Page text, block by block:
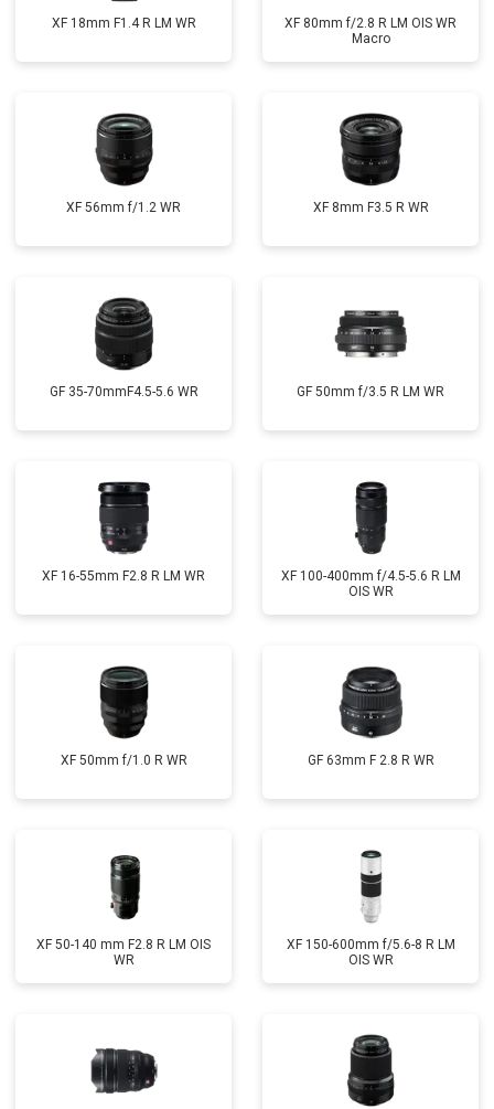
XF 18mm F1.4 R LM WR
XF 80mm f/2.8 R LM OIS WR
Macro
XF 56mm f/1.2 WR XF 8mm F3.5 R WR
GF 35-70mmF4.5-5.6 WR GF 50mm f/3.5 R LM WR
XF 16-55mm F2.8 R LM WR
XF 100-400mm f/4.5-5.6 R LM
OIS WR
XF 50mm f/1.0 R WR GF 63mm F 2.8 R WR
XF 50-140 mm F2.8 R LM OIS
WR
XF 150-600mm f/5.6-8 R LM
OIS WR